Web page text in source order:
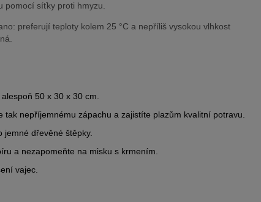
pomocí síťky proti hmyzu.
preferují teploty kolem 25 °C a nepříliš vysokou vlhkost
50 x 30 x 30 cm.
nepříjemnému zápachu a zajistíte plazům kvalitní potravu.
jemné dřevěné štěpky.
a nezapomeňte na misku s krmením.
vajec.